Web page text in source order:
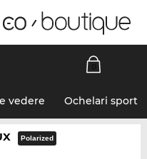
vedere Ochelari sport
Polarized